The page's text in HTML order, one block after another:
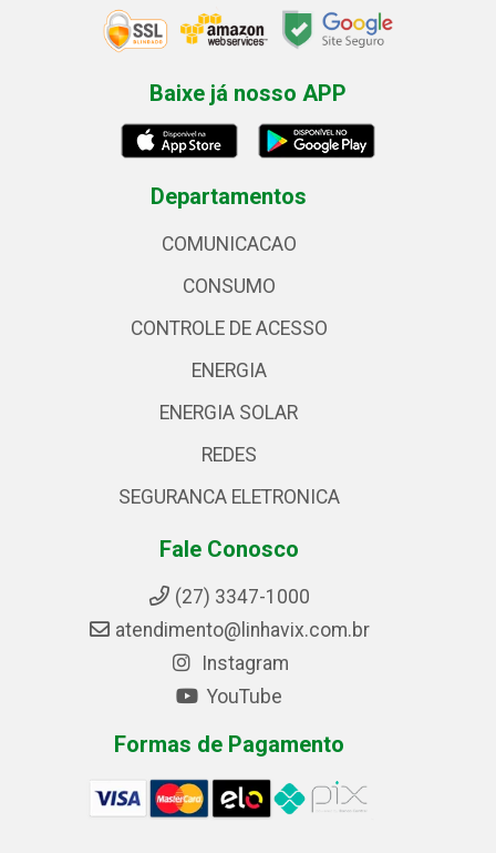
Baixe já nosso APP
Departamentos
COMUNICACAO
CONSUMO
CONTROLE DE ACESSO
ENERGIA
ENERGIA SOLAR
REDES
SEGURANCA ELETRONICA
Fale Conosco
(27) 3347-1000
atendimento@linhavix.com.br
Instagram
YouTube
Formas de Pagamento